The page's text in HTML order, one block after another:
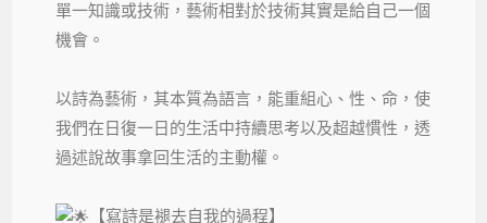
單一知識或技術，藝術相對於技術其實是給自己一個
機會。
以詩為藝術，其本質為語言，能重組心、性、命，使
我們在日復一日的生活中持續思考以及超越慣性，透
過述說故事拿回生活的主動權。
【寫詩是褪去自我的過程】